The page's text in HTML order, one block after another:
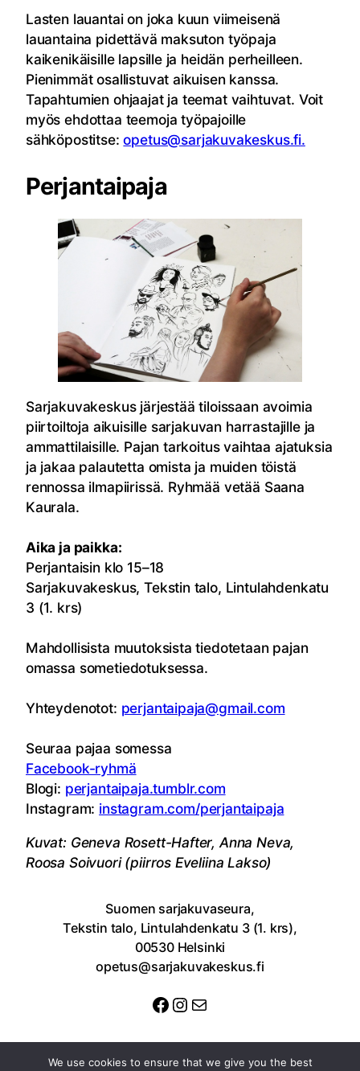
Lasten lauantai on joka kuun viimeisenä
lauantaina pidettävä maksuton työpaja
kaikenikäisille lapsille ja heidän perheilleen.
Pienimmät osallistuvat aikuisen kanssa.
Tapahtumien ohjaajat ja teemat vaihtuvat. Voit
myös ehdottaa teemoja työpajoille
sähköpostitse:opetus@sarjakuvakeskus.fi.
Perjantaipaja
Sarjakuvakeskus järjestää tiloissaan avoimia
piirtoiltoja aikuisille sarjakuvan harrastajille ja
ammattilaisille. Pajan tarkoitus vaihtaa ajatuksia
ja jakaa palautetta omista ja muiden töistä
rennossa ilmapiirissä. Ryhmää vetää Saana
Kaurala.
Aika ja paikka:
Perjantaisin klo 15–18
Sarjakuvakeskus, Tekstin talo, Lintulahdenkatu
3 (1. krs)
Mahdollisista muutoksista tiedotetaan pajan
omassa sometiedotuksessa.
Yhteydenotot: perjantaipaja@gmail.com
Seuraa pajaa somessa
Facebook-ryhmä
Blogi: perjantaipaja.tumblr.com
Instagram: instagram.com/perjantaipaja
Kuvat: Geneva Rosett-Hafter, Anna Neva,
Roosa Soivuori (piirros Eveliina Lakso)
Suomen sarjakuvaseura,
Tekstin talo, Lintulahdenkatu 3 (1. krs),
00530 Helsinki
opetus@sarjakuvakeskus.fi
Facebook
Instagram
Sähköposti
We use cookies to ensure that we give you the best